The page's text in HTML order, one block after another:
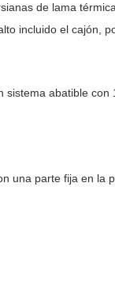
de lama
incluido el cajón,
abatible
una parte fija en la